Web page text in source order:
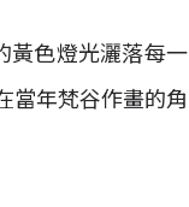
黃色燈光灑落每一
當年梵谷作畫的角